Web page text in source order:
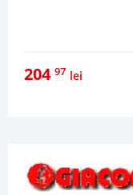
204 97 lei